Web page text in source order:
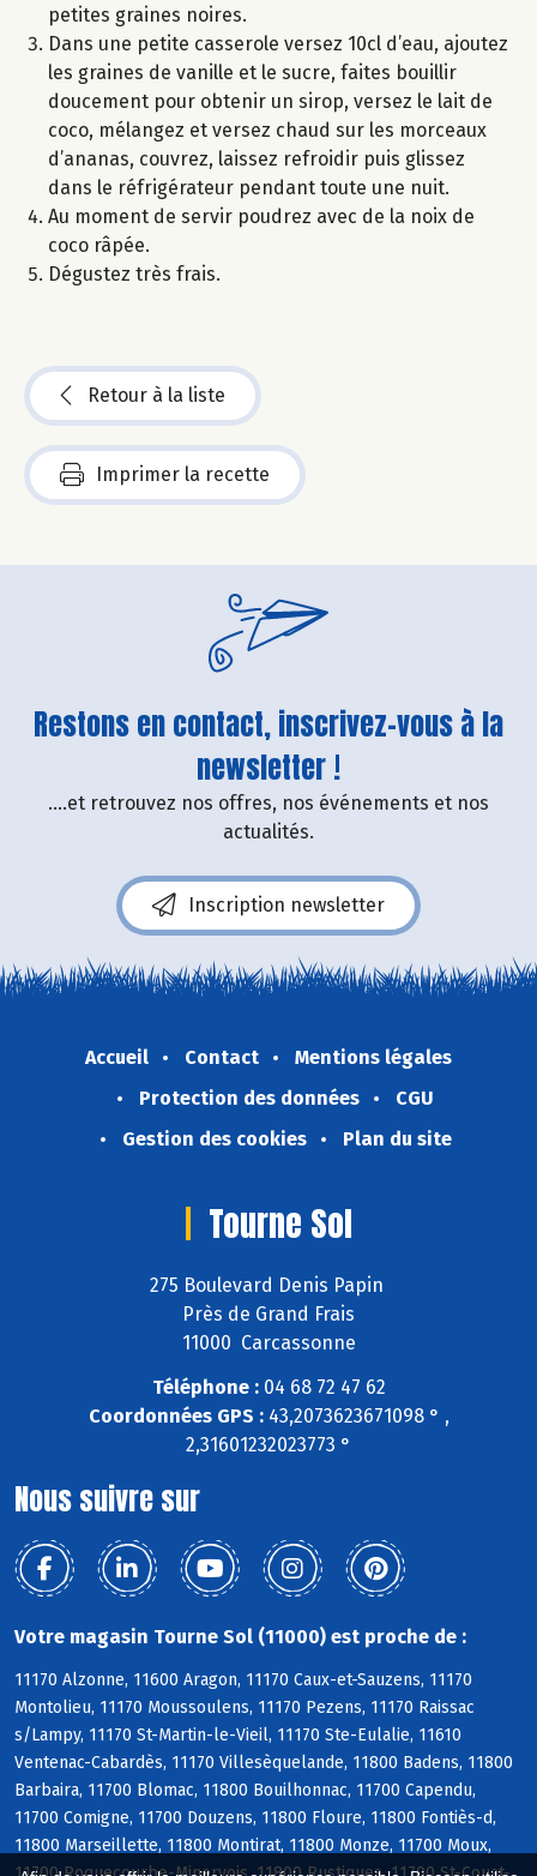
petites graines noires.
Dans une petite casserole versez 10cl d’eau, ajoutez
les graines de vanille et le sucre, faites bouillir
doucement pour obtenir un sirop, versez le lait de
coco, mélangez et versez chaud sur les morceaux
d’ananas, couvrez, laissez refroidir puis glissez
dans le réfrigérateur pendant toute une nuit.
Au moment de servir poudrez avec de la noix de
coco râpée.
Dégustez très frais.
Retour à la liste
Imprimer la recette
Restons en contact, inscrivez-vous à la
newsletter !
....et retrouvez nos offres, nos événements et nos
actualités.
Inscription newsletter
Accueil Contact
Mentions légales
Protection des données
CGU
Gestion des cookies
Plan du site
Tourne Sol
275 Boulevard Denis Papin
Près de Grand Frais
11000 Carcassonne
Téléphone :04 68 72 47 62
Coordonnées GPS :43,2073623671098 ° ,
2,31601232023773 °
Nous suivre sur
Votre magasin Tourne Sol (11000) est proche de :
11170 Alzonne, 11600 Aragon, 11170 Caux-et-Sauzens, 11170
Montolieu, 11170 Moussoulens, 11170 Pezens, 11170 Raissac
s/Lampy, 11170 St-Martin-le-Vieil, 11170 Ste-Eulalie, 11610
Ventenac-Cabardès, 11170 Villesèquelande, 11800 Badens, 11800
Barbaira, 11700 Blomac, 11800 Bouilhonnac, 11700 Capendu,
11700 Comigne, 11700 Douzens, 11800 Floure, 11800 Fontiès-d,
11800 Marseillette, 11800 Montirat, 11800 Monze, 11700 Moux,